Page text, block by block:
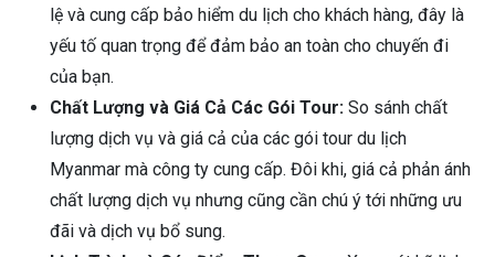
lệ và cung cấp bảo hiểm du lịch cho khách hàng, đây là
yếu tố quan trọng để đảm bảo an toàn cho chuyến đi
của bạn.
Chất Lượng và Giá Cả Các Gói Tour: So sánh chất
lượng dịch vụ và giá cả của các gói tour du lịch
Myanmar mà công ty cung cấp. Đôi khi, giá cả phản ánh
chất lượng dịch vụ nhưng cũng cần chú ý tới những ưu
đãi và dịch vụ bổ sung.